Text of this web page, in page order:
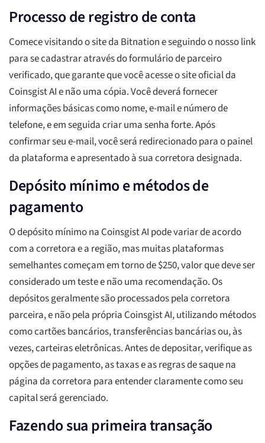
Processo de registro de conta
Comece visitando o site da Bitnation e seguindo o nosso link
para se cadastrar através do formulário de parceiro
verificado, que garante que você acesse o site oficial da
Coinsgist AI e não uma cópia. Você deverá fornecer
informações básicas como nome, e-mail e número de
telefone, e em seguida criar uma senha forte. Após
confirmar seu e-mail, você será redirecionado para o painel
da plataforma e apresentado à sua corretora designada.
Depósito mínimo e métodos de
pagamento
O depósito mínimo na Coinsgist AI pode variar de acordo
com a corretora e a região, mas muitas plataformas
semelhantes começam em torno de $250, valor que deve ser
considerado um teste e não uma recomendação. Os
depósitos geralmente são processados pela corretora
parceira, e não pela própria Coinsgist AI, utilizando métodos
como cartões bancários, transferências bancárias ou, às
vezes, carteiras eletrônicas. Antes de depositar, verifique as
opções de pagamento, as taxas e as regras de saque na
página da corretora para entender claramente como seu
capital será gerenciado.
Fazendo sua primeira transação